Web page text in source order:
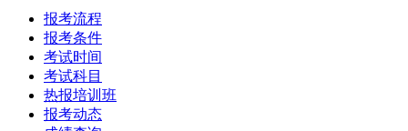
报考流程
报考条件
考试时间
考试科目
热报培训班
报考动态